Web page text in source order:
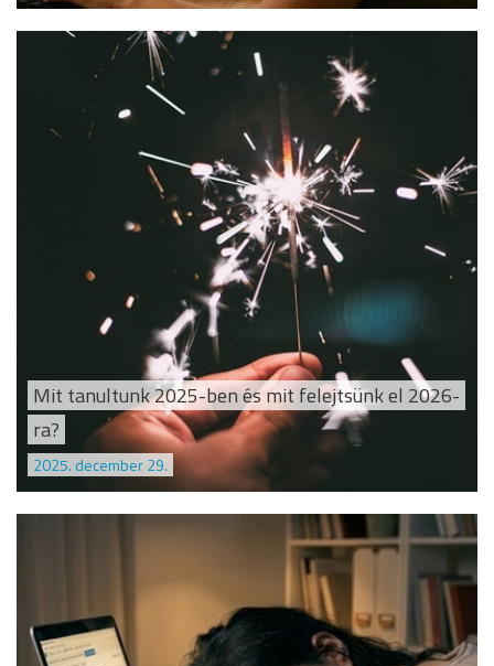
Mit tanultunk 2025-ben és mit felejtsünk el 2026-
ra?
2025. december 29.